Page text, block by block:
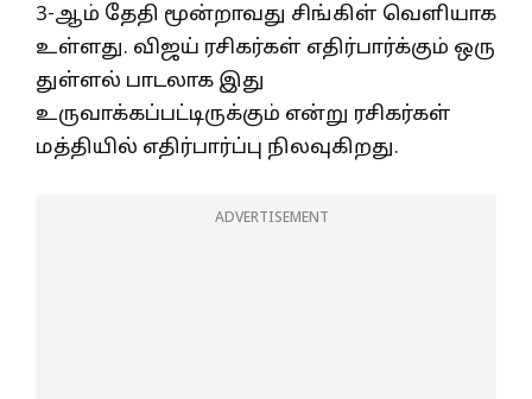
3-ஆம் தேதி மூன்றாவது சிங்கிள் வெளியாக
உள்ளது. விஜய் ரசிகர்கள் எதிர்பார்க்கும் ஒரு
துள்ளல் பாடலாக இது
உருவாக்கப்பட்டிருக்கும் என்று ரசிகர்கள்
மத்தியில் எதிர்பார்ப்பு நிலவுகிறது.
ADVERTISEMENT